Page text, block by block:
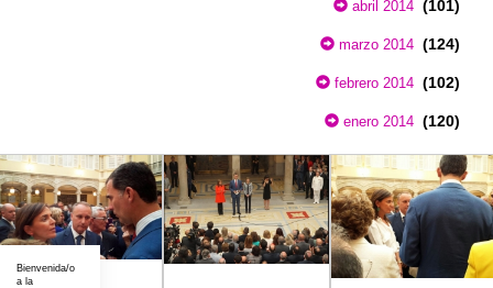
abril 2014 (101)
marzo 2014 (124)
febrero 2014 (102)
enero 2014 (120)
Bienvenida/o
a la